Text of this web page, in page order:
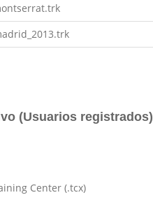
(Usuarios registrados)
Center (.tcx)